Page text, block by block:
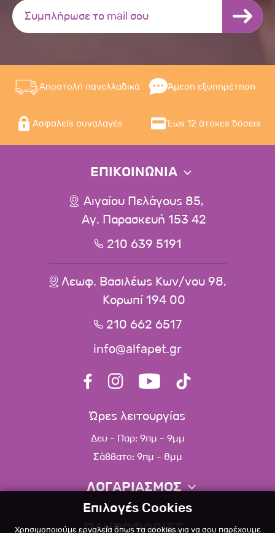
Αποστολή πανελλαδικά Άμεση εξυπηρέτηση
Ασφαλείς συναλαγές Έως 12 άτοκες δόσεις
ΕΠΙΚΟΙΝΩΝΙΑ
Αιγαίου Πελάγους 85,
Αγ. Παρασκευή 153 42
210 639 5191
Λεωφ. Βασιλέως Κων/νου 98,
Κορωπί 194 00
210 662 6517
info@alfapet.gr
Ώρες λειτουργίας
Δευ - Παρ: 9πμ - 9μμ
Σάββατο: 9πμ - 8μμ
ΛΟΓΑΡΙΑΣΜΟΣ
Πληροφορίες λογαριασμού
ΠΛΗΡΟΦΟΡΙΕΣ
Επιλογές Cookies
Χρησιμοποιούμε εργαλεία όπως τα cookies για να σου παρέχουμε